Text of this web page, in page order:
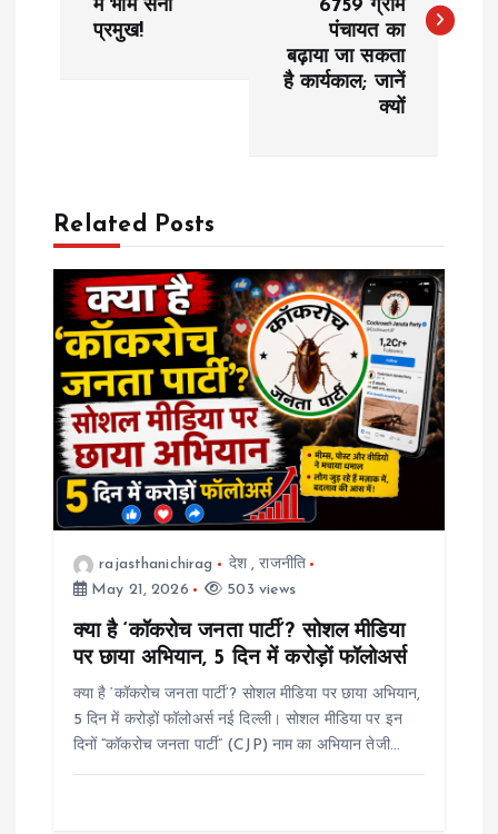
v
g
a
में भीम सेना
प्रमुख!
6759 ग्राम
पंचायत का
बढ़ाया जा सकता
है कार्यकाल; जानें
क्यों
Related Posts
rajasthanichirag देश,राजनीति
May 21, 2026
503 views
क्या है ‘कॉकरोच जनता पार्टी’? सोशल मीडिया
पर छाया अभियान, 5 दिन में करोड़ों फॉलोअर्स
क्या है ‘कॉकरोच जनता पार्टी’? सोशल मीडिया पर छाया अभियान,
5 दिन में करोड़ों फॉलोअर्स नई दिल्ली। सोशल मीडिया पर इन
दिनों “कॉकरोच जनता पार्टी” (CJP) नाम का अभियान तेजी…